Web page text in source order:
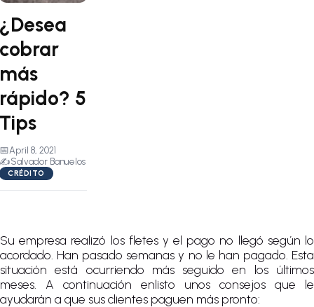
📅April 8, 2021
✍️Salvador Banuelos
CRÉDITO
¿Desea
cobrar
más
rápido? 5
Tips
Su empresa realizó los fletes y el pago no llegó según lo
acordado. Han pasado semanas y no le han pagado. Esta
situación está ocurriendo más seguido en los últimos
meses. A continuación enlisto unos consejos que le
ayudarán a que sus clientes paguen más pronto: